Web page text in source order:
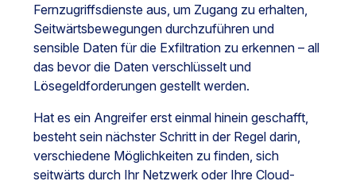
Fernzugriffsdienste aus, um Zugang zu erhalten,
Seitwärtsbewegungen durchzuführen und
sensible Daten für die Exfiltration zu erkennen – all
das bevor die Daten verschlüsselt und
Lösegeldforderungen gestellt werden.
Hat es ein Angreifer erst einmal hinein geschafft,
besteht sein nächster Schritt in der Regel darin,
verschiedene Möglichkeiten zu finden, sich
seitwärts durch Ihr Netzwerk oder Ihre Cloud-